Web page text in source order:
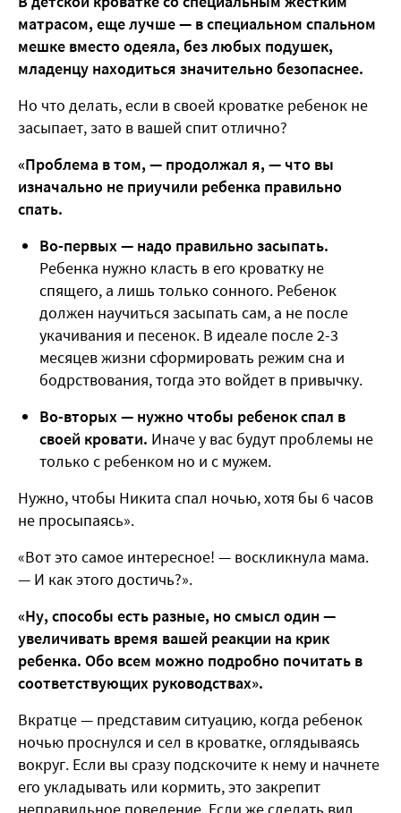
матрасом, еще лучше — в специальном спальном
мешке вместо одеяла, без любых подушек,
младенцу находиться значительно безопаснее.
Но что делать, если в своей кроватке ребенок не
засыпает, зато в вашей спит отлично?
«Проблема в том, — продолжал я, — что вы
изначально не приучили ребенка правильно
спать.
Во-первых — надо правильно засыпать.
Ребенка нужно класть в его кроватку не
спящего, а лишь только сонного. Ребенок
должен научиться засыпать сам, а не после
укачивания и песенок. В идеале после 2-3
месяцев жизни сформировать режим сна и
бодрствования, тогда это войдет в привычку.
Во-вторых — нужно чтобы ребенок спал в
своей кровати. Иначе у вас будут проблемы не
только с ребенком но и с мужем.
Нужно, чтобы Никита спал ночью, хотя бы 6 часов
не просыпаясь».
«Вот это самое интересное! — воскликнула мама.
— И как этого достичь?».
«Ну, способы есть разные, но смысл один —
увеличивать время вашей реакции на крик
ребенка. Обо всем можно подробно почитать в
соответствующих руководствах».
Вкратце — представим ситуацию, когда ребенок
ночью проснулся и сел в кроватке, оглядываясь
вокруг. Если вы сразу подскочите к нему и начнете
его укладывать или кормить, это закрепит